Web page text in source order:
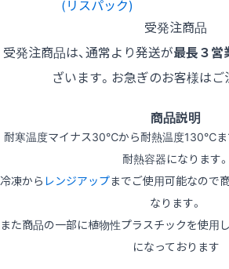
受発注商品
受発注商品は、通常より発送が最長３営
ざいます。お急ぎのお客様は
商品説明
耐寒温度マイナス30℃から耐熱温度130℃ま
耐熱容器になります。
冷凍から レンジアップまでご使用可能なので
なります。
また商品の一部に植物性プラスチックを使用
になっております